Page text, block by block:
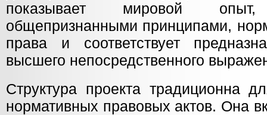
показывает мировой
общепризнанными принципами,
права и соответствует
высшего непосредственного
Структура проекта традиционна
нормативных правовых актов. Она